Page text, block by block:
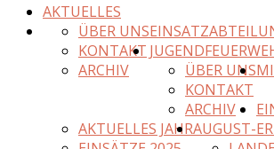
AKTUELLES
ÜBER UNS
KONTAKT
ARCHIV
ÜBER UNS
KONTAKT
ARCHIV
AKTUELLES JAHRAUGUST-